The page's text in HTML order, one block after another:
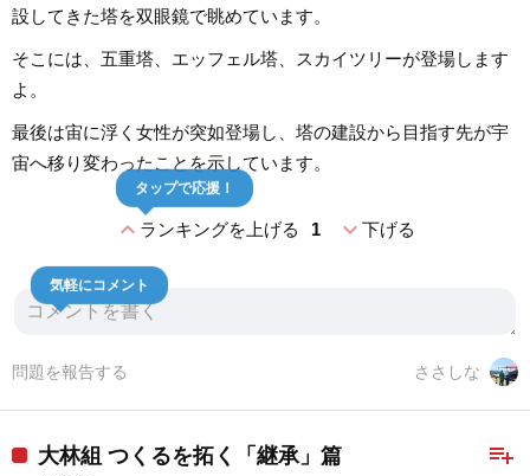
設してきた塔を双眼鏡で眺めています。
そこには、五重塔、エッフェル塔、スカイツリーが登場します
よ。
最後は宙に浮く女性が突如登場し、塔の建設から目指す先が宇
宙へ移り変わったことを示しています。
expand_lessランキングを上げる 1
タップで応援！
expand_more下げる
気軽にコメント
ささしな
問題を報告する
playlist_add
大林組 つくるを拓く「継承」篇